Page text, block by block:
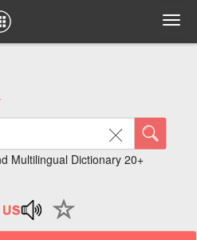
Multilingual Dictionary 20+